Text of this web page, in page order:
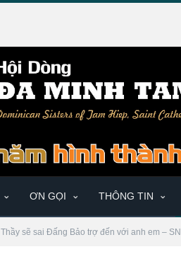
ƠN GỌI THÔNG TIN
Thầy sẽ sai Đấng Bảo trợ đến với anh em –